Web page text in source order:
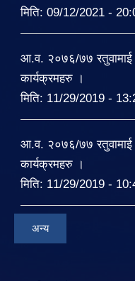
मिति: 09/12/2021 -
आ.व. २०७६/७७ रतुवामाई
कार्यक्रमहरु ।
मिति: 11/29/2019 -
आ.व. २०७६/७७ रतुवामाई
कार्यक्रमहरु ।
मिति: 11/29/2019 -
अन्य